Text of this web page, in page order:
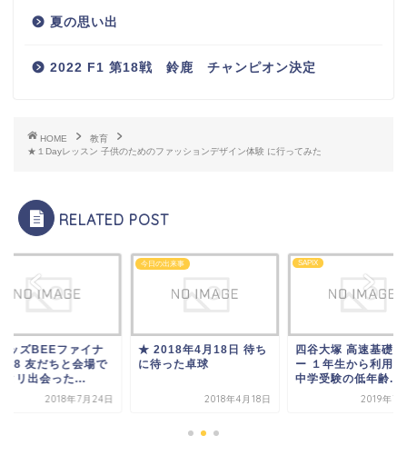
夏の思い出
2022 F1 第18戦 鈴鹿 チャンピオン決定
HOME
教育
★１Dayレッスン 子供のためのファッションデザイン体験 に行ってみた
RELATED POST
年4月18日 待ち
った卓球
2018年4月18日
SAPIX
四谷大塚 高速基礎マスタ
ー １年生から利用可能に
2019年7月12日
SAPIX
★ キッズBEEファ
ル2018 友だちと会
バッタリ出会った...
2018年7